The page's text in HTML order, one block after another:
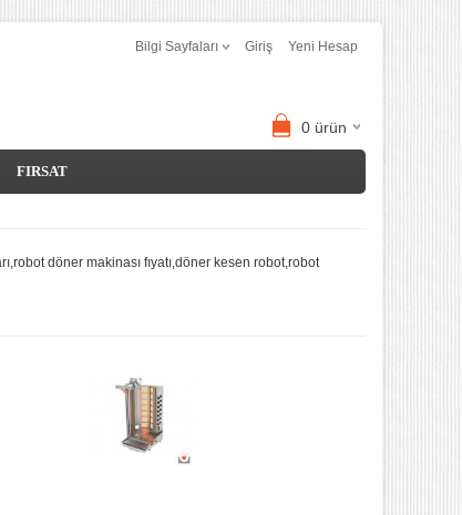
Bilgi Sayfaları Giriş Yeni Hesap
0 ürün
FIRSAT
döner makinası fıyatı,döner kesen robot,robot